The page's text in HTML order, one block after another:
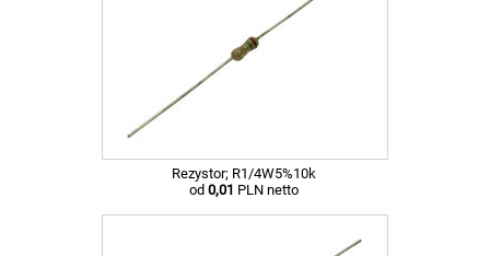
Rezystor; R1/4W5%10k
od 0,01 PLN netto